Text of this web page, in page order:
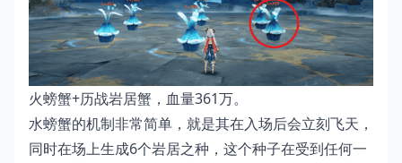
火螃蟹+历战岩居蟹，血量361万。
水螃蟹的机制非常简单，就是其在入场后会立刻飞天，
同时在场上生成6个岩居之种，这个种子在受到任何一